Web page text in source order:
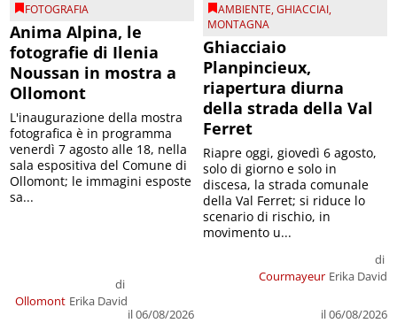
FOTOGRAFIA
Anima Alpina, le
fotografie di Ilenia
Noussan in mostra a
Ollomont
Ollomont
di
Erika David
il 06/08/2026
L'inaugurazione della mostra
fotografica è in programma
venerdì 7 agosto alle 18, nella
sala espositiva del Comune di
Ollomont; le immagini esposte
sa...
AMBIENTE,GHIACCIAI,
MONTAGNA
Ghiacciaio
Planpincieux,
riapertura diurna
della strada della Val
Ferret
Courmayeur
di
Erika David
il 06/08/2026
Riapre oggi, giovedì 6 agosto,
solo di giorno e solo in
discesa, la strada comunale
della Val Ferret; si riduce lo
scenario di rischio, in
movimento u...